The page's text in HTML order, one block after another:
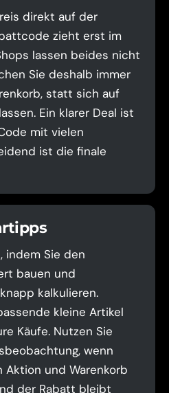
direkt auf der
zieht erst im
lassen beides nicht
Sie deshalb immer
statt sich auf
Ein klarer Deal ist
mit vielen
ist die finale
indem Sie den
bauen und
kalkulieren.
kleine Artikel
Käufe. Nutzen Sie
wenn
Aktion und Warenkorb
der Rabatt bleibt